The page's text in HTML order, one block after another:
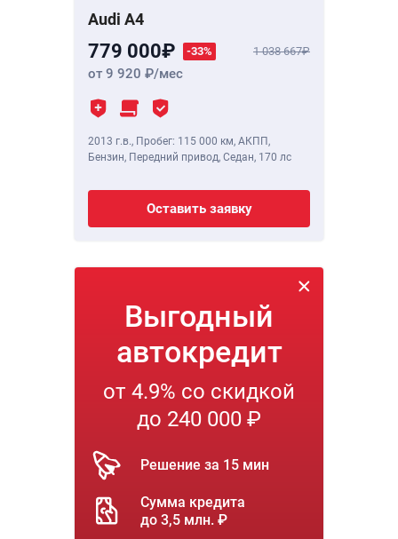
Audi A4
779 000 -33% 1 038 667
от 9 920 /мес
2013 г.в., Пробег: 115 000 км, АКПП,
Бензин, Передний привод, Седан, 170 лс
Оставить заявку
Выгодный
автокредит
от 4.9% со скидкой
до 240 000 ₽
Решение за 15 мин
Сумма кредита
до 3,5 млн. ₽